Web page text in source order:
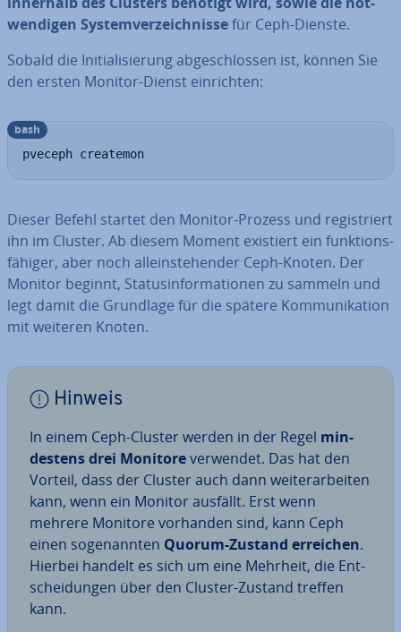
wen­di­gen Sys­tem­ver­zeich­nis­sefür Ceph-Dienste.
Sobald die In­itia­li­sie­rung ab­ge­schlos­sen ist, können Sie
den ersten Monitor-Dienst ein­rich­ten:
pveceph createmon
bash
Dieser Befehl startet den Monitor-Prozess und re­gis­triert
ihn im Cluster. Ab diesem Moment existiert ein funk­ti­ons­
fä­hi­ger, aber noch al­lein­ste­hen­der Ceph-Knoten. Der
Monitor beginnt, Sta­tus­in­for­ma­tio­nen zu sammeln und
legt damit die Grundlage für die spätere Kom­mu­ni­ka­ti­on
mit weiteren Knoten.
Hinweis
In einem Ceph-Cluster werden in der Regel min­
des­tens drei Monitoreverwendet. Das hat den
Vorteil, dass der Cluster auch dann wei­ter­ar­bei­ten
kann, wenn ein Monitor ausfällt. Erst wenn
mehrere Monitore vorhanden sind, kann Ceph
einen so­ge­nann­ten Quorum-Zustand erreichen.
Hierbei handelt es sich um eine Mehrheit, die Ent­
schei­dun­gen über den Cluster-Zustand treffen
kann.